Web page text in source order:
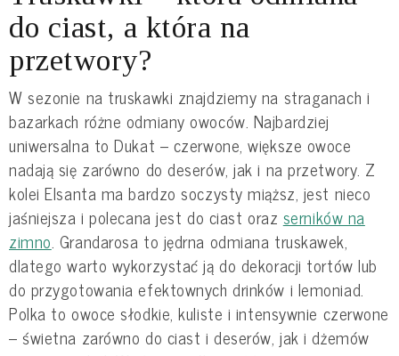
do ciast, a która na
przetwory?
W sezonie na truskawki znajdziemy na straganach i
bazarkach różne odmiany owoców. Najbardziej
uniwersalna to Dukat – czerwone, większe owoce
nadają się zarówno do deserów, jak i na przetwory. Z
kolei Elsanta ma bardzo soczysty miąższ, jest nieco
jaśniejsza i polecana jest do ciast oraz serników na
zimno. Grandarosa to jędrna odmiana truskawek,
dlatego warto wykorzystać ją do dekoracji tortów lub
do przygotowania efektownych drinków i lemoniad.
Polka to owoce słodkie, kuliste i intensywnie czerwone
– świetna zarówno do ciast i deserów, jak i dżemów